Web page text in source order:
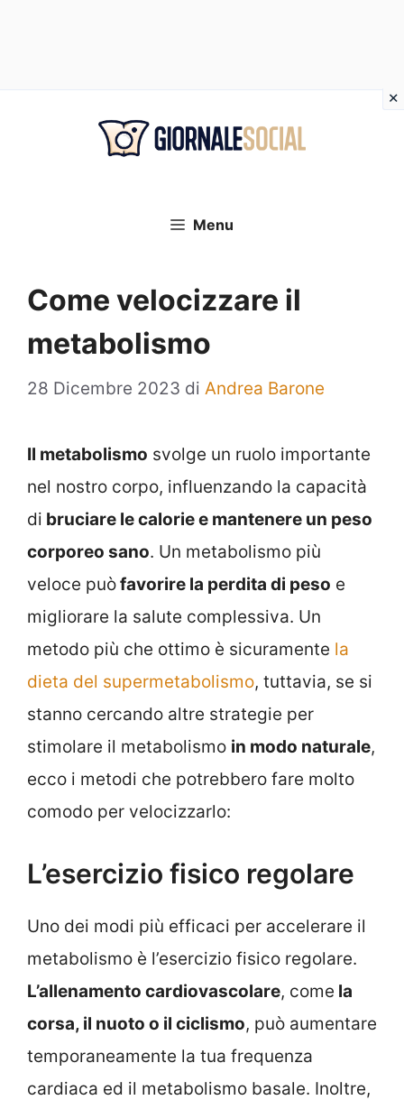
Menu
Come velocizzare il
metabolismo
28 Dicembre 2023 di Andrea Barone
Il metabolismo svolge un ruolo importante
nel nostro corpo, influenzando la capacità
di bruciare le calorie e mantenere un peso
corporeo sano. Un metabolismo più
veloce puòfavorire la perdita di peso e
migliorare la salute complessiva. Un
metodo più che ottimo è sicuramente la
dieta del supermetabolismo, tuttavia, se si
stanno cercando altre strategie per
stimolare il metabolismo in modo naturale,
ecco i metodi che potrebbero fare molto
comodo per velocizzarlo:
L’esercizio fisico regolare
Uno dei modi più efficaci per accelerare il
metabolismo è l’esercizio fisico regolare.
L’allenamento cardiovascolare, come la
corsa, il nuoto o il ciclismo, può aumentare
temporaneamente la tua frequenza
cardiaca ed il metabolismo basale. Inoltre,